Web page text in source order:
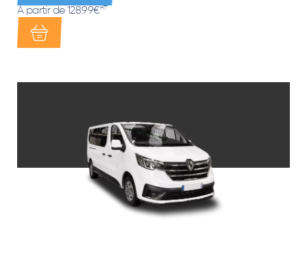
À partir de 128.99€ HT*